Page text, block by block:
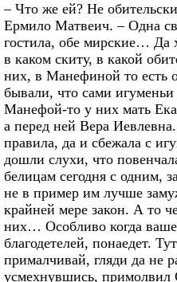
– Что же ей? Не
Ермило Матвеич. – Одна
гостила, обе мирские… Да
в каком скиту, в какой
них, в Манефиной то есть
бывали, что сами
Манефой-то у них мать
а перед ней Вера
правила, да и сбежала с
дошли слухи, что
белицам сегодня с одним,
не в пример им лучше
крайней мере закон. А то
них… Особливо когда
благодетелей, понаедет.
прималчивай, гляди да не
усмехнувшись,